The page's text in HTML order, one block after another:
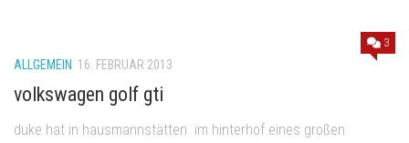
3
ALLGEMEIN 16. FEBRUAR 2013
volkswagen golf gti
duke hat in hausmannstätten im hinterhof eines großen